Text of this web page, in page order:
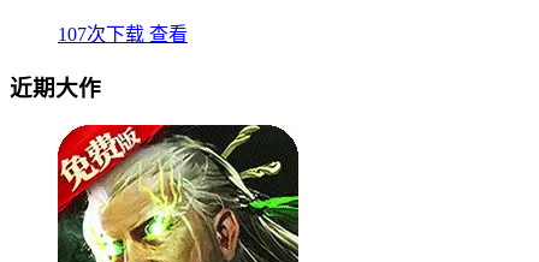
107次下载 查看
近期大作